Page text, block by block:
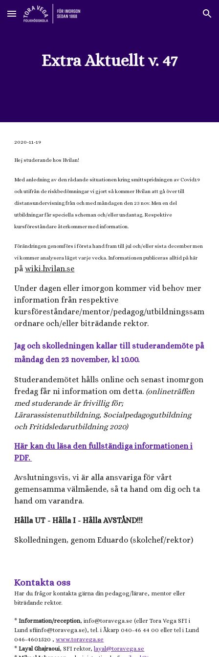
Skip to main content Skip to navigation
Extra Aktuellt v. 47
2020-11-19
Hej studerande hos Hvilan!
Med anledning av den rådande situationen kring smittspridningen av Covid19
och utifrån de riskbedömningar vi gjort så kommer Hvilan att gå över till
distansundervisning från och med måndagen den 23 nov. Men en del
utbildningar får speciella scheman och/eller undantag. Respektive
kursföreståndare återkommer med information.
Förändringen genomförs i första hand fram till jul och/eller sista december men
vi kommer analysera läget varje vecka. Informationen publiceras alltid på här
påwiki.hvilan.se
Under dagen eller imorgon kommer vid behov mer
information från respektive
kursföreståndare/mentor/pedagog/utbildningssam
ordnare och/eller biträdande rektor.
Jag och skolledningen kallar till studerandemöte på
måndag den 23 november, kl 10.00.
Studerandemötet hålls online och senastinomrgon
fredag får ni information om detta. (onlineträffen
med studerande är frivillig för;
Lärarassistenutbildning, Socialpedagogutbildning
och Fritidsledarutbildning 2020)
Här kan du läsa den fullständiga informationen i
PDF.
Avslutningsvis, vi är alla ansvariga för vårt
gemensamma välmående, så ta hand om dig och ta
hand om varandra.
Hålla UT - Hålla I - Hålla AVSTÅND!!!
Skolledningen, genom Eduardo (skolchef/rektor)
Kontakta oss
Har du frågor kontakta gärna din pedagog/lärare, mentor eller
biträdande rektor.
*Information/reception, info@toravega.se (ellerTora Vega SFI i
Lundsfiinfo@toravega.se), tel. i Åkarp 040-46 44 00 eller tel i Lund
046-4601520 , www.toravega.se
*Layal Ghajraoui, SFI rektor,layal@toravega.se